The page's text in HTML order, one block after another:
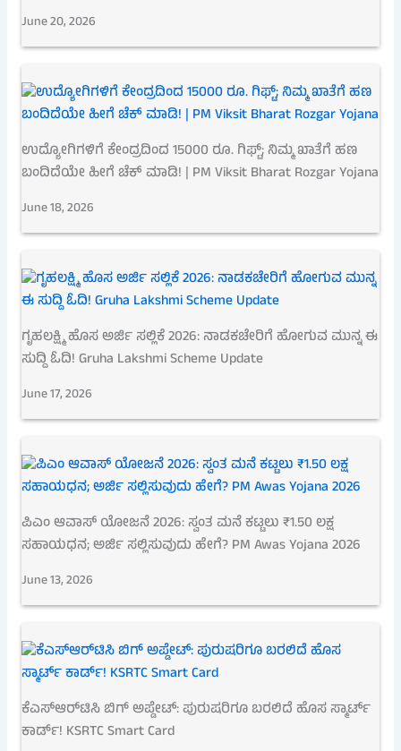
June 20, 2026
ಉದ್ಯೋಗಿಗಳಿಗೆ ಕೇಂದ್ರದಿಂದ 15000 ರೂ. ಗಿಫ್ಟ್; ನಿಮ್ಮ ಖಾತೆಗೆ ಹಣ
ಬಂದಿದೆಯೇ ಹೀಗೆ ಚೆಕ್ ಮಾಡಿ! | PM Viksit Bharat Rozgar Yojana
June 18, 2026
ಗೃಹಲಕ್ಷ್ಮಿ ಹೊಸ ಅರ್ಜಿ ಸಲ್ಲಿಕೆ 2026: ನಾಡಕಚೇರಿಗೆ ಹೋಗುವ ಮುನ್ನ ಈ
ಸುದ್ದಿ ಓದಿ! Gruha Lakshmi Scheme Update
June 17, 2026
ಪಿಎಂ ಆವಾಸ್ ಯೋಜನೆ 2026: ಸ್ವಂತ ಮನೆ ಕಟ್ಟಲು ₹1.50 ಲಕ್ಷ
ಸಹಾಯಧನ; ಅರ್ಜಿ ಸಲ್ಲಿಸುವುದು ಹೇಗೆ? PM Awas Yojana 2026
June 13, 2026
ಕೆಎಸ್‌ಆರ್‌ಟಿಸಿ ಬಿಗ್ ಅಪ್ಡೇಟ್: ಪುರುಷರಿಗೂ ಬರಲಿದೆ ಹೊಸ ಸ್ಮಾರ್ಟ್
ಕಾರ್ಡ್! KSRTC Smart Card